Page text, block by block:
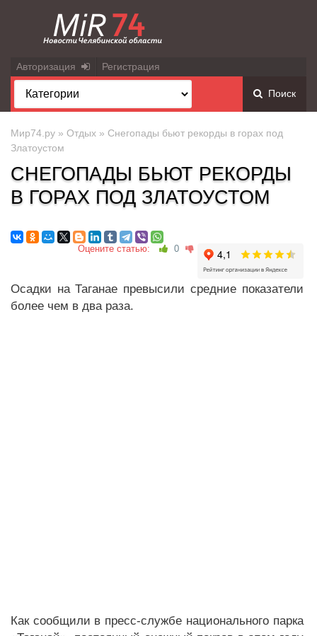
Авторизация Регистрация
Поиск
Мир74.ру » Отдых » Снегопады бьют рекорды в горах под
Златоустом
СНЕГОПАДЫ БЬЮТ РЕКОРДЫ
В ГОРАХ ПОД ЗЛАТОУСТОМ
Оцените статью: 0
Осадки на Таганае превысили средние показатели
более чем в два раза.
Как сообщили в пресс-службе национального парка